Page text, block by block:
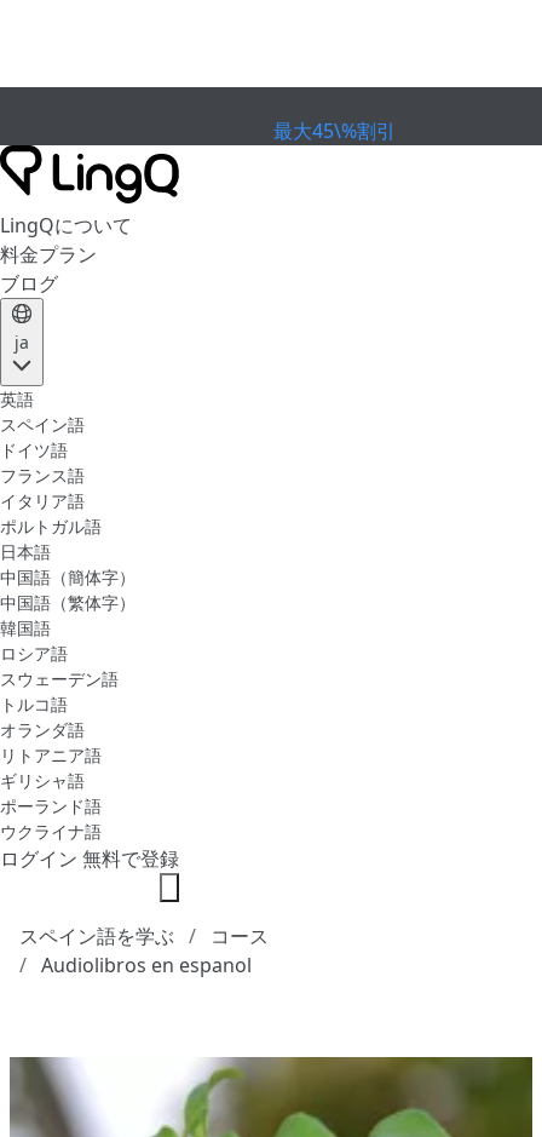
最大45\%割引
LingQについて
料金プラン
ブログ
ja
英語
スペイン語
ドイツ語
フランス語
イタリア語
ポルトガル語
日本語
中国語（簡体字）
中国語（繁体字）
韓国語
ロシア語
スウェーデン語
トルコ語
オランダ語
リトアニア語
ギリシャ語
ポーランド語
ウクライナ語
ログイン 無料で登録
スペイン語を学ぶ
コース
Audiolibros en espanol